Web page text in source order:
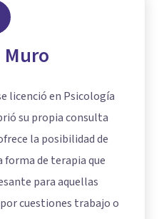
licenció en Psicología
su propia consulta
la posibilidad de
de terapia que
para aquellas
cuestiones trabajo o